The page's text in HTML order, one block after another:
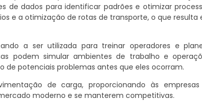
de dados para identificar padrões e otimizar
e a otimização de rotas de transporte, o que resulta
a ser utilizada para treinar operadores e
podem simular ambientes de trabalho e
potenciais problemas antes que eles ocorram.
de carga, proporcionando às empresas
moderno e se manterem competitivas.